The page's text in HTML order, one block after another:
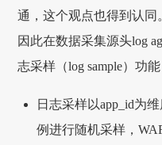
通，这个观点也得到认同
因此在数据采集源头log
志采样（log sample）功能
日志采样以app_id为
例进行随机采样，